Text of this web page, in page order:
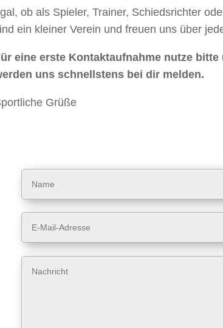
ob als Spieler, Trainer, Schiedsrichter
ein kleiner Verein und freuen uns über
eine erste Kontaktaufnahme nutze
uns schnellstens bei dir melden.
Grüße